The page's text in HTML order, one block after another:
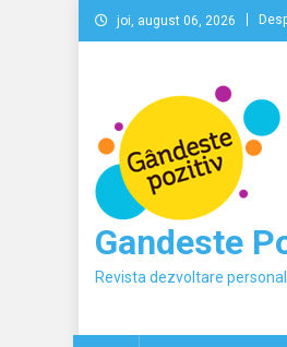
Skip
to
joi, august 06, 2026
Gandeste
Revista dezvoltare